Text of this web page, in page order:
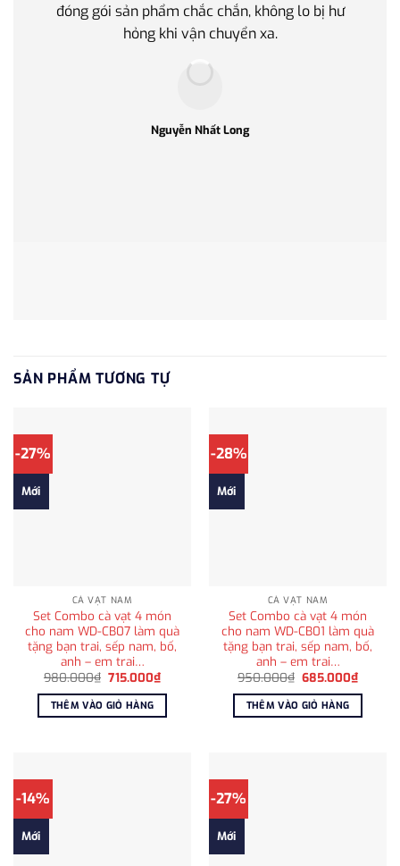
đóng gói sản phẩm chắc chắn, không lo bị hư
hỏng khi vận chuyển xa.
Nguyễn Nhất Long
SẢN PHẨM TƯƠNG TỰ
-27%
Mới
CÀ VẠT NAM
Set Combo cà vạt 4 món
cho nam WD-CB07 làm quà
tặng bạn trai, sếp nam, bố,
anh – em trai…
980.000₫ Giá
là:
980.000₫.
715.000₫Giá
hiện
tại
715.000₫.
THÊM VÀO GIỎ HÀNG
-28%
Mới
CÀ VẠT NAM
Set Combo cà vạt 4 món
cho nam WD-CB01 làm quà
tặng bạn trai, sếp nam, bố,
anh – em trai…
950.000₫ Giá
là:
950.000₫.
685.000₫Giá
hiện
tại
THÊM VÀO GIỎ HÀNG
-14%
Mới
-27%
Mới